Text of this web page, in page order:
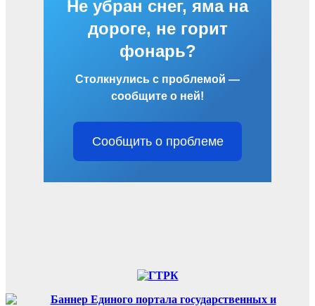
Не убран снег, яма на
дороге, не горит
фонарь?
Столкнулись с проблемой —
сообщите о ней!
Сообщить о проблеме